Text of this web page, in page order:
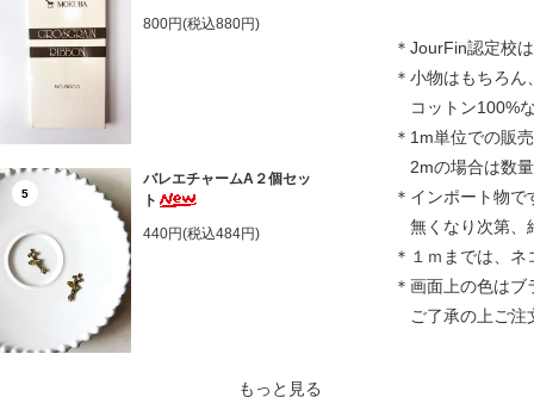
800円(税込880円)
5
バレエチャームA２個セッ
ト
440円(税込484円)
もっと見る
＊JourFin認定校
＊小物はもちろ
コットン100%
＊1m単位での販
2mの場合は数
＊インポート物
無くなり次第、
＊１ｍまでは、
＊画面上の色は
ご了承の上ご注